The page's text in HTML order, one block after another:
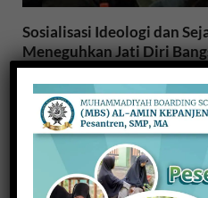
Sosialisasi Ideologi dan
Meneguhkan Jati Diri